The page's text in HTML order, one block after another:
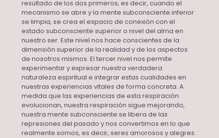
resultado de los dos primeros, es decir, cuando el
mecanismo se abre y la mente subconsciente inferior
se limpia, se crea el espacio de conexión con el
estado subconsciente superior o nivel del alma en
nuestro ser. Este nivel nos hace conscientes de la
dimensión superior de la realidad y de los aspectos
de nosotros mismos. El tercer nivel nos permite
experimentar y expresar nuestra verdadera
naturaleza espiritual e integrar estas cualidades en
nuestras experiencias vitales de forma concreta. A
medida que las experiencias de esta respiración
evolucionan, nuestra respiración sigue mejorando,
nuestra mente subconsciente se libera de las
represiones del pasado y nos convertimos en lo que
realmente somos, es decir, seres amorosos y alegres.